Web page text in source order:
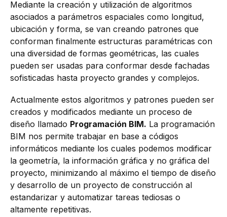
Mediante la creación y utilización de algoritmos
asociados a parámetros espaciales como longitud,
ubicación y forma, se van creando patrones que
conforman finalmente estructuras paramétricas con
una diversidad de formas geométricas, las cuales
pueden ser usadas para conformar desde fachadas
sofisticadas hasta proyecto grandes y complejos.
Actualmente estos algoritmos y patrones pueden ser
creados y modificados mediante un proceso de
diseño llamado Programación BIM. La programación
BIM nos permite trabajar en base a códigos
informáticos mediante los cuales podemos modificar
la geometría, la información gráfica y no gráfica del
proyecto, minimizando al máximo el tiempo de diseño
y desarrollo de un proyecto de construcción al
estandarizar y automatizar tareas tediosas o
altamente repetitivas.